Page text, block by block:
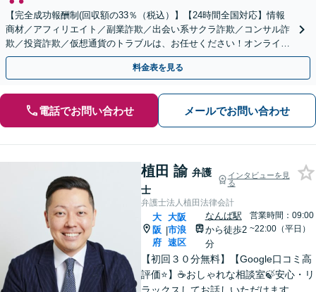
【完全成功報酬制(回収額の33％（税込）】【24時間全国対応】情報
商材／アフィリエイト／副業詐欺／出会い系サクラ詐欺／コンサル詐
欺／投資詐欺／仮想通貨のトラブルは、お任せください！オンライン
のみで解決も可能！
料金表を見る
電話でお問い合わせ メールでお問い合わせ
植田 諭 弁護
士
インタビューを見
る
弁護士法人植田法律会計
大
阪
府
|
大阪
市浪
速区
なんば駅
から徒歩2
分
営業時間：09:00
~22:00（平日）
【初回３０分無料】【Google口コミ高
評価⭐️】☕️おしゃれな相談室🍃安心・リ